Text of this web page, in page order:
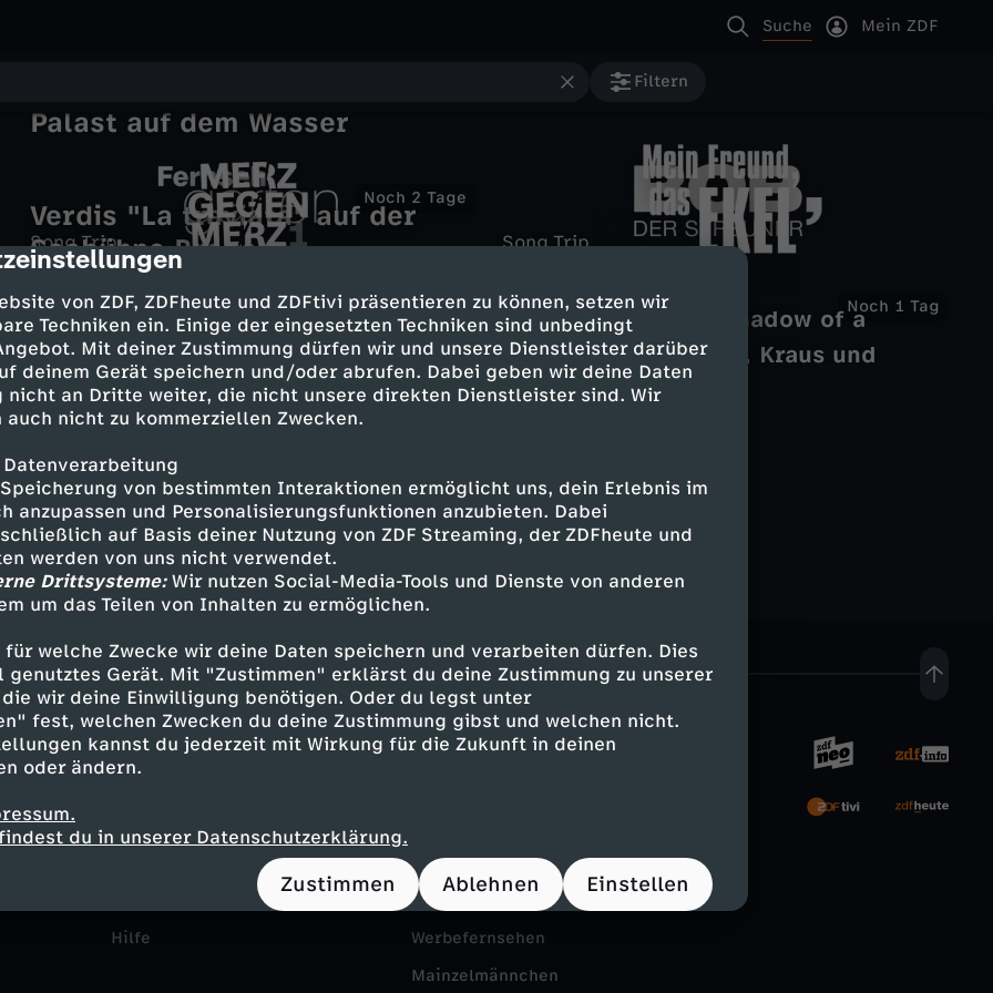
von ZDF, ZDFheute und ZDFtivi präsentieren zu können, setzen wir
Techniken ein. Einige der eingesetzten Techniken sind unbedingt
Mit deiner Zustimmung dürfen wir und unsere Dienstleister darüber
deinem Gerät speichern und/oder abrufen. Dabei geben wir deine Daten
nicht an Dritte weiter, die nicht unsere direkten Dienstleister sind. Wir
nicht zu kommerziellen Zwecken.
von bestimmten Interaktionen ermöglicht uns, dein Erlebnis im
anzupassen und Personalisierungsfunktionen anzubieten. Dabei
auf Basis deiner Nutzung von ZDF Streaming, der ZDFheute und
werden von uns nicht verwendet.
Drittsysteme:Wir nutzen Social-Media-Tools und Dienste von anderen
um das Teilen von Inhalten zu ermöglichen.
für welche Zwecke wir deine Daten speichern und verarbeiten dürfen. Dies
Gerät. Mit "Zustimmen" erklärst du deine Zustimmung zu unserer
wir deine Einwilligung benötigen. Oder du legst unter
fest, welchen Zwecken du deine Zustimmung gibst und welchen nicht.
kannst du jederzeit mit Wirkung für die Zukunft in deinen
oder ändern.
du in unserer Datenschutzerklärung.
Zustimmen Ablehnen Einstellen
Suche Mein ZDF
Filtern
Noch 2
Palast auf dem Wasser
Song Trip
Nico Santos in Nordvietnam
Song Trip
Neues Video
Z
D
F
-
F
e
r
n
s
e
g
a
Noch 1
o
b
d
e
r
S
r
u
n
Verdis "La traviata" auf der
Seebühne Bregenz
M
e
i
F
u
n
d
M
e
r
z
g
e
e
n
M
e
z
JazzBaltica
NDR Bigband: The Shadow of a
Dream
Neues Video
Gottesdienste
Gebt ihr ihnen zu essen!
Gottesdienste
Gott sorgt für alles
Gottesdienste
Zurück für die Zukunft!
JazzBaltica
Vibe Factor mit Sosa, Kraus und
Piñera
JazzBaltica
Emil Brandqvist Trio: Jazz neu
gedacht
Gottesdienste
Fürchtet euch nicht
Mehr Inhalte laden
Service
Hilfe
Das ZDF
Presseportal
ZDF goes Schule
Werbefernsehen
Mainzelmännchen